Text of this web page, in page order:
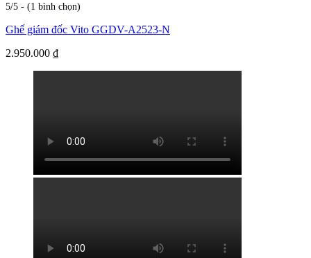
5/5 - (1 bình chọn)
Ghế giám đốc Vito GGDV-A2523-N
2.950.000 ₫